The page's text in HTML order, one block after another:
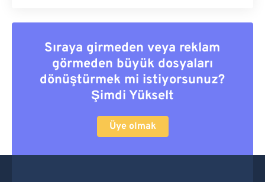
Sıraya girmeden veya reklam
görmeden büyük dosyaları
dönüştürmek mi istiyorsunuz?
Şimdi Yükselt
Üye olmak